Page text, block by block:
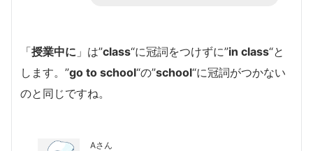
「授業中に 」は”class“に冠詞をつけずに”in class“と
します。”go to school“の”school“に冠詞がつかない
のと同じですね。
Aさん